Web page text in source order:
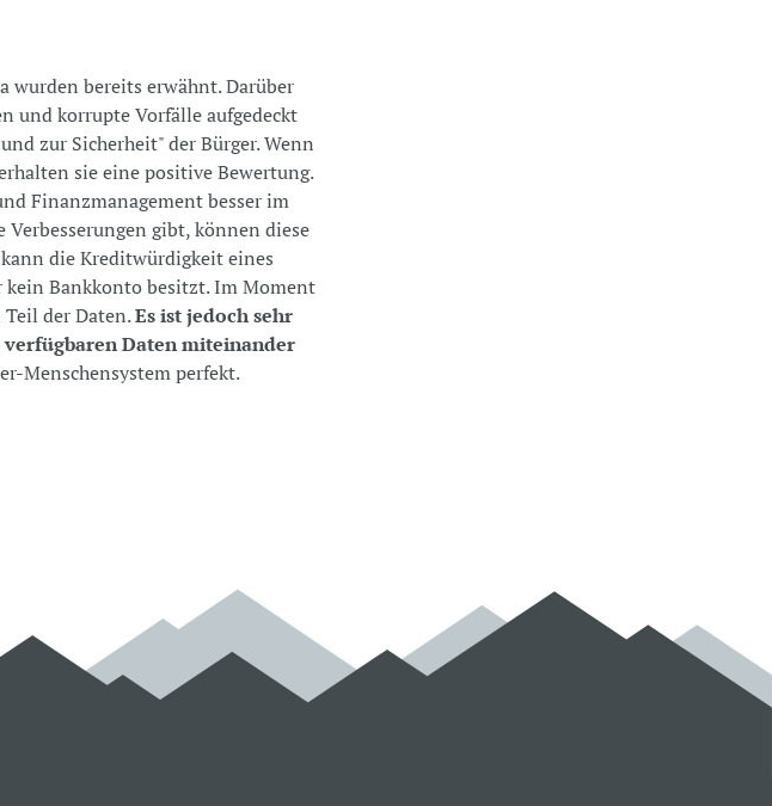
wurden bereits erwähnt. Darüber
und korrupte Vorfälle aufgedeckt
zur Sicherheit" der Bürger. Wenn
sie eine positive Bewertung.
Finanzmanagement besser im
gibt, können diese
die Kreditwürdigkeit eines
kein Bankkonto besitzt. Im Moment
der Daten.Es ist jedoch sehr
Daten miteinander
Menschensystem perfekt.